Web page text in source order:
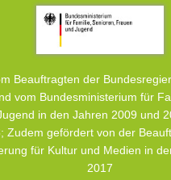
Beauftragten der
vom Bundesministerium für
in den Jahren 2009 und
Zudem gefördert von der
für Kultur und Medien in
2017